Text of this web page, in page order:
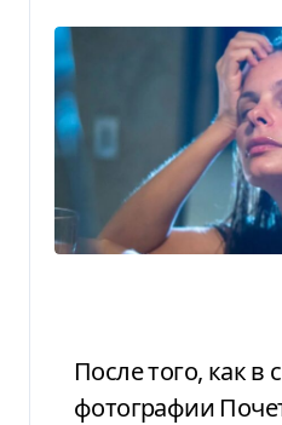
После того, как в сети появились
фотографии